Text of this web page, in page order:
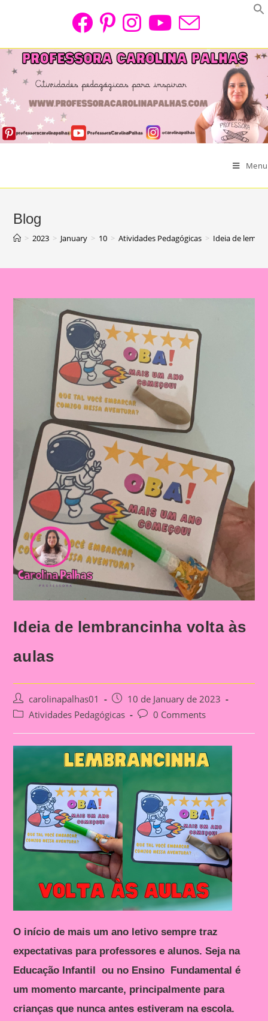
Menu
Blog
> 2023 > January > 10 > Atividades Pedagógicas > Ideia de
Ideia de lembrancinha volta às
aulas
Post
author:
carolinapalhas01
Post
published:
10 de January de 2023
PostAtividades Pedagógicas
Post0 Comments
O início de mais um ano letivo sempre traz
expectativas para professores e alunos. Seja na
Educação Infantil ou no Ensino Fundamental é
um momento marcante, principalmente para
crianças que nunca antes estiveram na escola.